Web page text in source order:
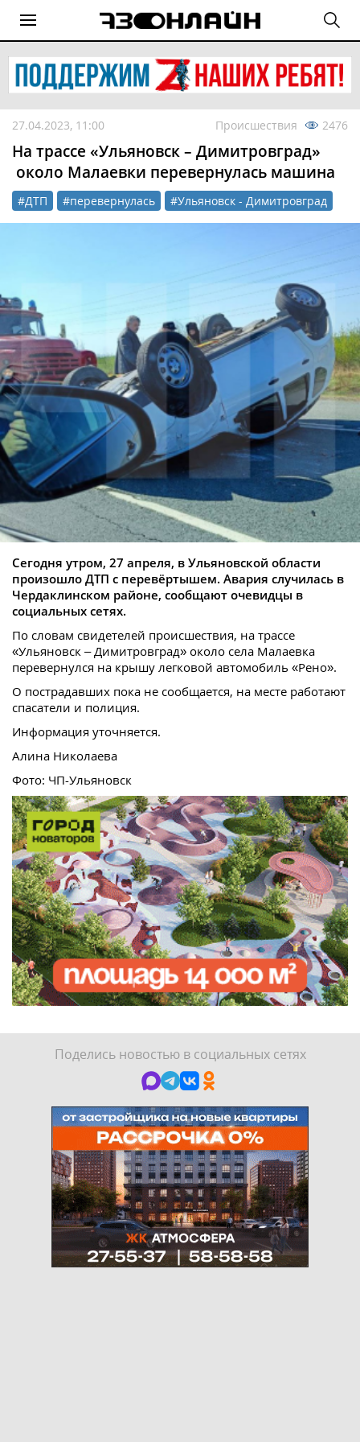
27.04.2023, 11:00 Происшествия 2476
На трассе «Ульяновск – Димитровград»
около Малаевки перевернулась машина
#ДТП #перевернулась #Ульяновск - Димитровград
Сегодня утром, 27 апреля, в Ульяновской области
произошло ДТП с перевёртышем. Авария случилась в
Чердаклинском районе, сообщают очевидцы в
социальных сетях.
По словам свидетелей происшествия, на трассе
«Ульяновск – Димитровград» около села Малаевка
перевернулся на крышу легковой автомобиль «Рено».
О пострадавших пока не сообщается, на месте работают
спасатели и полиция.
Информация уточняется.
Алина Николаева
Фото: ЧП-Ульяновск
Поделись новостью в социальных сетях